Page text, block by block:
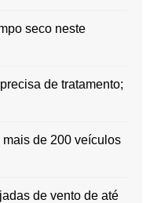
seco neste
de tratamento;
mais de 200 veículos
de vento de até